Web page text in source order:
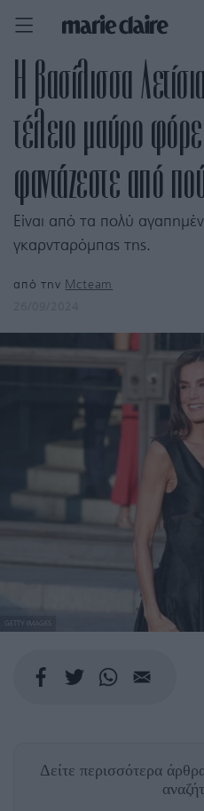
Η βασίλισσα
τέλειο μαύρο
φαντάζεστε από
Είναι από τα πολύ
γκαρνταρόμπας της.
από την Mcteam
GETTY IMAGES
Δείτε περισσότερα